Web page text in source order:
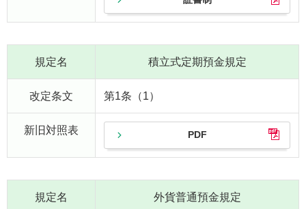
規定名 積立式定期預金規定
改定条文 第1条（1）
新旧対照表 PDF
規定名 外貨普通預金規定